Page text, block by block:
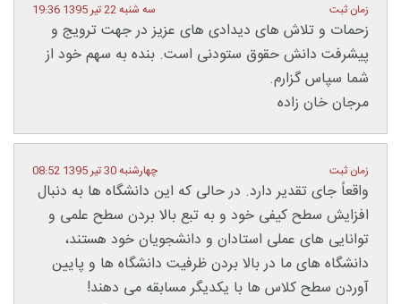
زمان ثبت سه شنبه 22 تیر 1395 19:36
زحمات و تلاش های دیدادی های عزیز در جهت ترویج و
پیشرفت دانش حقوق ستودنی است. بنده به سهم خود از
شما سپاس گزارم.
مرجان خان زاده
زمان ثبت چهارشنبه 30 تیر 1395 08:52
واقعاً جای تقدیر دارد. در حالی که این دانشگاه ها به دنبال
افزایش سطح کیفی خود و به تبع بالا بردن سطح علمی و
توانایی های عملی استادان و دانشجویان خود هستند،
دانشگاه های ما در بالا بردن ظرفیت دانشگاه ها و پایین
آوردن سطح کلاس ها با یکدیگر مسابقه می دهند!